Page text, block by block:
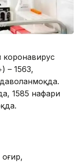
коронавирус
– 1563,
1585 нафари